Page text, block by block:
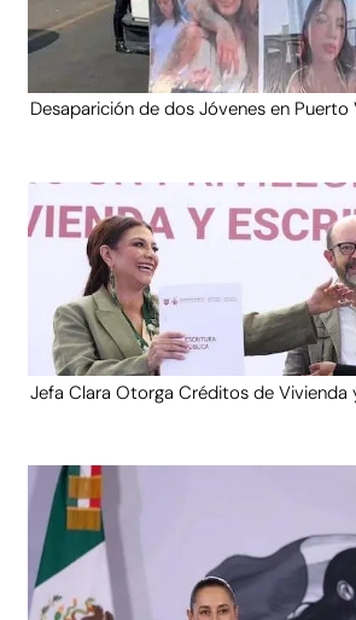
Desaparición de dos Jóvenes en Puerto
Jefa Clara Otorga Créditos de Vivienda